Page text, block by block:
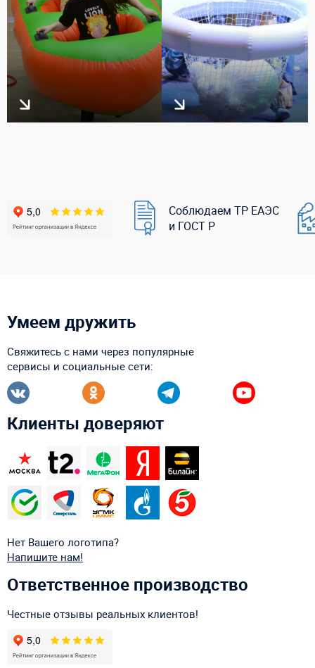
Соблюдаем ТР ЕАЭС
и ГОСТ Р
Умеем дружить
Свяжитесь с нами через популярные
сервисы и социальные сети:
Клиенты доверяют
Нет Вашего логотипа?
Напишите нам!
Ответственное производство
Честные отзывы реальных клиентов!